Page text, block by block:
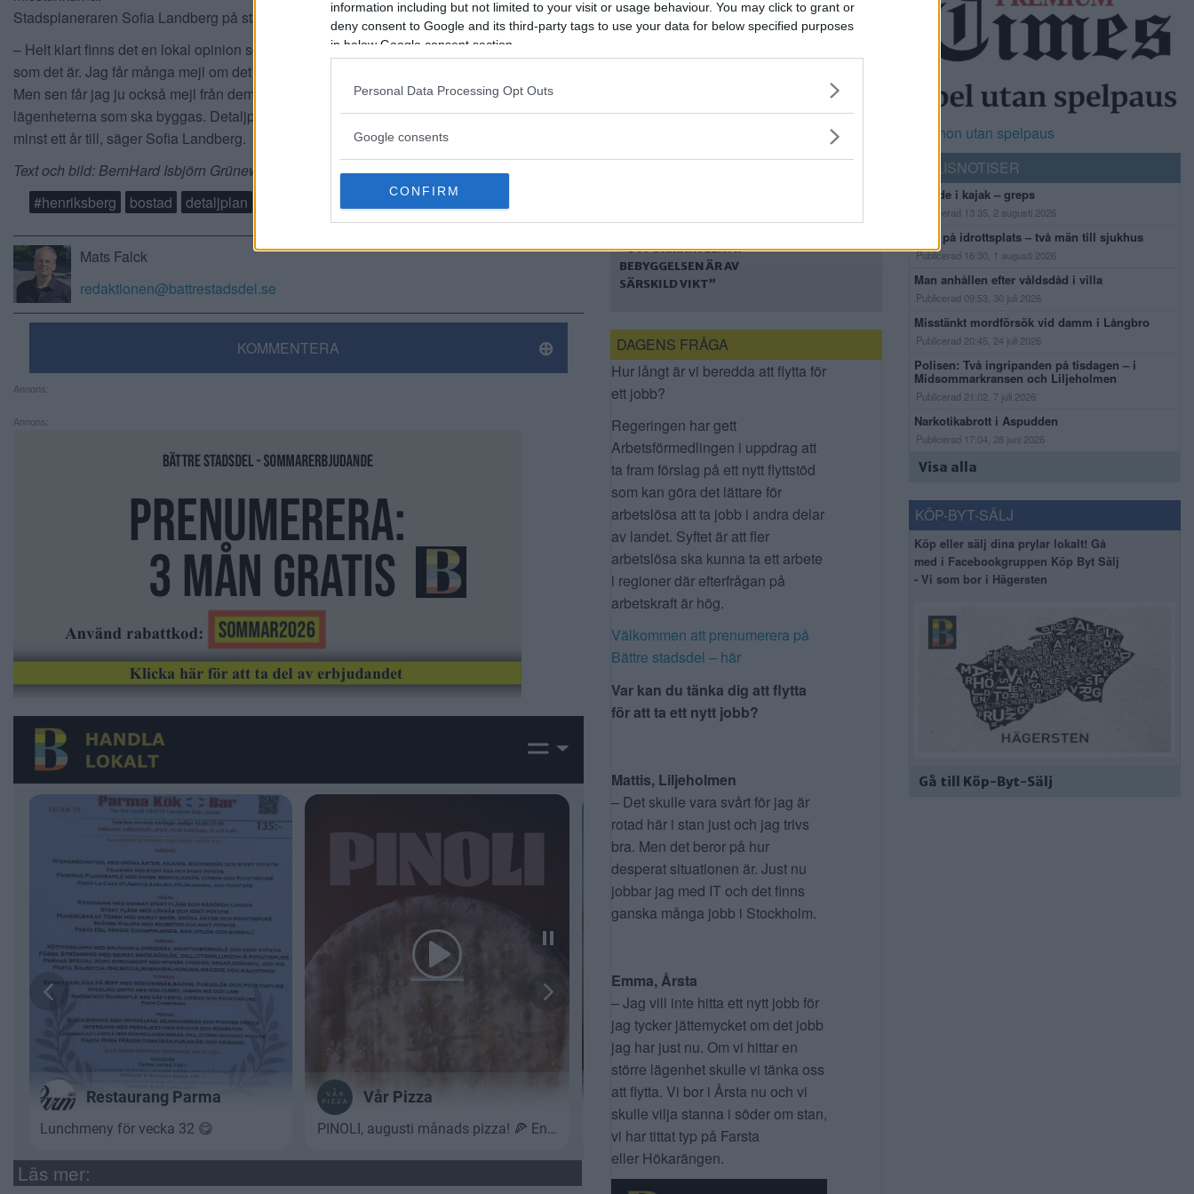
information including but not limited to your visit or usage behaviour. You may click to grant or
deny consent to Google and its third-party tags to use your data for below specified purposes
in below Google consent section.
Personal Data Processing Opt Outs
Google consents
CONFIRM
Stadsplaneraren Sofia Landberg på stadsbyggnadskontoret förklarar:
– Helt klart finns det en lokal opinion som tycker att Henriksberg är bra
som det är. Jag får många mejl om det från såna som bor runtomkring.
Men sen får jag ju också mejl från dem som vill ställa sig i kö för
lägenheterna som ska byggas. Detaljplanen kommer i alla fall att ta
minst ett år till, säger Sofia Landberg.
Text och bild: BernHard Isbjörn Grünewald
#henriksberg
bostad detaljplan
Mats Falck
redaktionen@battrestadsdel.se
KOMMENTERA
Annons:
Annons:
Läs mer:
HÄR ÄR NYA
FÖRSLAGET MED 560
AXELSBERG
”UTFORMNINGEN AV
BEBYGGELSEN ÄR AV
SÄRSKILD VIKT”
DAGENS FRÅGA
Hur långt är vi beredda att flytta för
ett jobb?
Regeringen har gett
Arbetsförmedlingen i uppdrag att
ta fram förslag på ett nytt flyttstöd
som kan göra det lättare för
arbetslösa att ta jobb i andra delar
av landet. Syftet är att fler
arbetslösa ska kunna ta ett arbete
i regioner där efterfrågan på
arbetskraft är hög.
Välkommen att prenumerera på
Bättre stadsdel – här
Var kan du tänka dig att flytta
för att ta ett nytt jobb?
Mattis, Liljeholmen
– Det skulle vara svårt för jag är
rotad här i stan just och jag trivs
bra. Men det beror på hur
desperat situationen är. Just nu
jobbar jag med IT och det finns
ganska många jobb i Stockholm.
Emma, Årsta
– Jag vill inte hitta ett nytt jobb för
jag tycker jättemycket om det jobb
jag har just nu. Om vi hittar en
större lägenhet skulle vi tänka oss
att flytta. Vi bor i Årsta nu och vi
skulle vilja stanna i söder om stan,
vi har tittat typ på Farsta
eller Hökarängen.
Casinon utan spelpaus
POLISNOTISER
Flydde i kajak – greps
Publicerad 13:35, 2 augusti 2026
Bråk på idrottsplats – två män till sjukhus
Publicerad 16:30, 1 augusti 2026
Man anhållen efter våldsdåd i villa
Publicerad 09:53, 30 juli 2026
Misstänkt mordförsök vid damm i Långbro
Publicerad 20:45, 24 juli 2026
Polisen: Två ingripanden på tisdagen – i
Midsommarkransen och Liljeholmen
Publicerad 21:02, 7 juli 2026
Narkotikabrott i Aspudden
Publicerad 17:04, 28 juni 2026
Visa alla
KÖP-BYT-SÄLJ
Köp eller sälj dina prylar lokalt! Gå
med i Facebookgruppen Köp Byt Sälj
- Vi som bor i Hägersten
Gå till Köp-Byt-Sälj